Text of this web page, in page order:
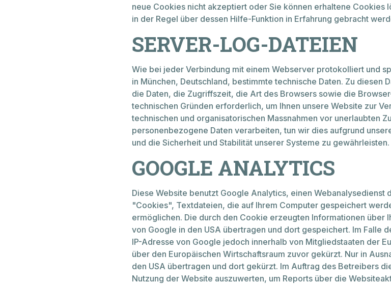
Verkauf & Beratung
neue Cookies nicht akzeptiert oder Sie können erhaltene
in der Regel über dessen Hilfe-Funktion in Erfahrung gebracht
SERVER-LOG-DATEIEN
Wie bei jeder Verbindung mit einem Webserver protokolliert und
in München, Deutschland, bestimmte technische Daten. Zu diesen
die Daten, die Zugriffszeit, die Art des Browsers sowie die
technischen Gründen erforderlich, um Ihnen unsere Website zur
technischen und organisatorischen Massnahmen vor unerlaubten
personenbezogene Daten verarbeiten, tun wir dies aufgrund
und die Sicherheit und Stabilität unserer Systeme zu gewährleisten.
GOOGLE ANALYTICS
Diese Website benutzt Google Analytics, einen
"Cookies", Textdateien, die auf Ihrem Computer gespeichert
ermöglichen. Die durch den Cookie erzeugten Informationen
von Google in den USA übertragen und dort gespeichert. Im Falle
IP-Adresse von Google jedoch innerhalb von Mitgliedstaaten der
über den Europäischen Wirtschaftsraum zuvor gekürzt. Nur in
den USA übertragen und dort gekürzt. Im Auftrag des Betreibers
Nutzung der Website auszuwerten, um Reports über die